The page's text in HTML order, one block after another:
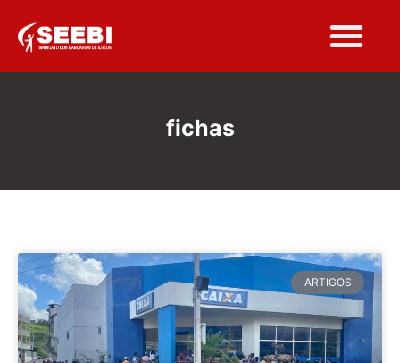
fichas
ARTIGOS